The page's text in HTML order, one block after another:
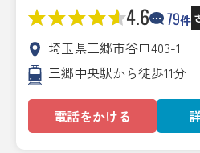
4.6 79件
埼玉県三郷市谷口403-1
三郷中央駅から徒歩11分
電話をかける